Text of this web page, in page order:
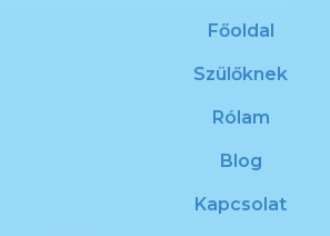
Főoldal
Szülőknek
Rólam
Blog
Kapcsolat